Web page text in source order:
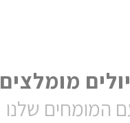
מומלצים
המומחים שלנו